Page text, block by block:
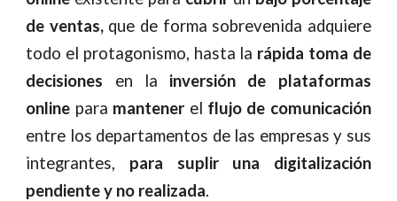
de ventas,que de forma sobrevenida adquiere
todo el protagonismo, hasta la rápida toma de
decisiones en la inversión de plataformas
online para mantener el flujo de comunicación
entre los departamentos de las empresas y sus
integrantes, para suplir una digitalización
pendiente y no realizada.